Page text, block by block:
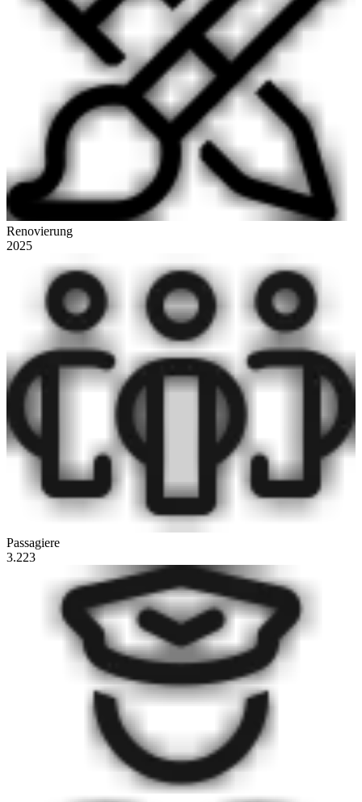
Renovierung
2025
Passagiere
3.223